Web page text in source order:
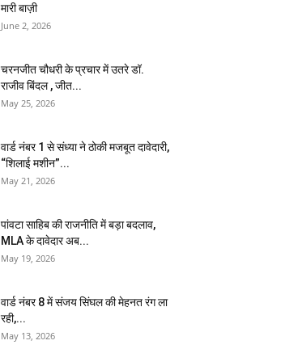
मारी बाज़ी
June 2, 2026
चरनजीत चौधरी के प्रचार में उतरे डॉ.
राजीव बिंदल , जीत...
May 25, 2026
वार्ड नंबर 1 से संध्या ने ठोकी मजबूत दावेदारी,
“शिलाई मशीन”...
May 21, 2026
पांवटा साहिब की राजनीति में बड़ा बदलाव,
MLA के दावेदार अब...
May 19, 2026
वार्ड नंबर 8 में संजय सिंघल की मेहनत रंग ला
रही,...
May 13, 2026